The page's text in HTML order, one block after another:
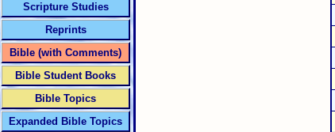
Scripture Studies
Reprints
Bible (with Comments)
Bible Student Books
Bible Topics
Expanded Bible Topics